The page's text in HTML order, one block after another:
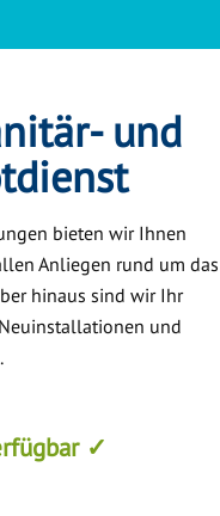
und
bieten wir Ihnen
Anliegen rund um das
hinaus sind wir Ihr
und
✓